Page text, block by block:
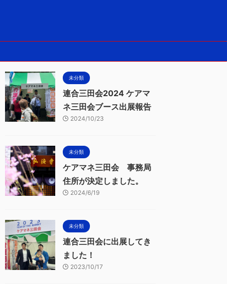
未分類
連合三田会2024 ケアマ
ネ三田会ブース出展報告
2024/10/23
未分類
ケアマネ三田会 事務局
住所が決定しました。
2024/6/19
未分類
連合三田会に出展してき
ました！
2023/10/17